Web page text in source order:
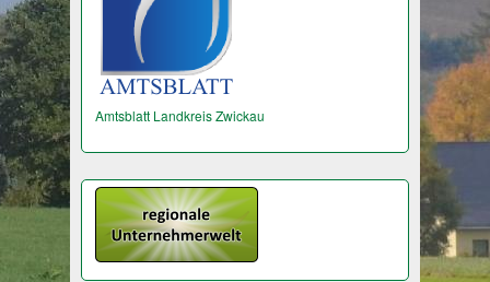
Amtsblatt Landkreis Zwickau